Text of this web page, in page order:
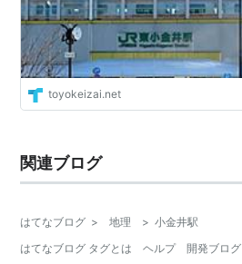
toyokeizai.net
関連ブログ
はてなブログ > 地理 > 小金井駅
はてなブログ タグとは
ヘルプ 開発ブログ